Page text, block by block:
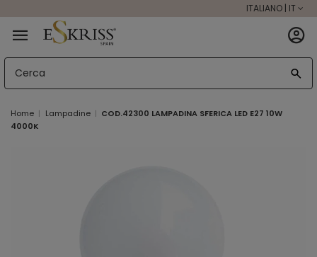
ITALIANO | IT
Home Lampadine
COD.42300 LAMPADINA SFERICA LED E27 10W
4000K